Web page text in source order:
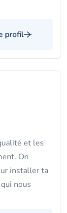
profil
et les
On
installer ta
nous